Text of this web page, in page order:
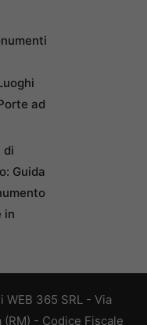
ad
di
Guida
in
365 SRL - Via
(RM) - Codice Fiscale